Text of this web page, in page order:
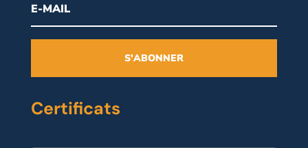
S'ABONNER
Certificats